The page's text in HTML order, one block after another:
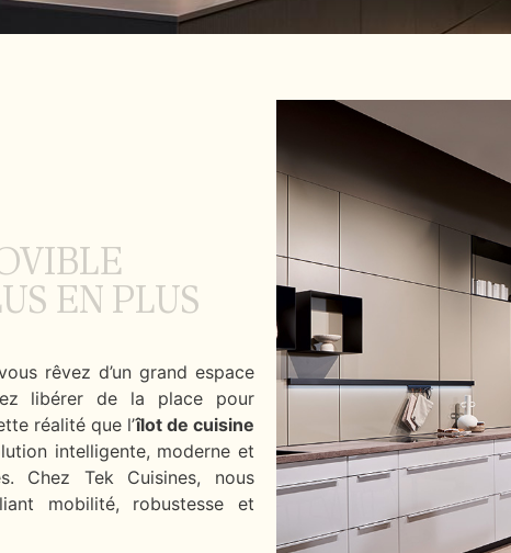
EN PLUS
rêvez d’un grand espace
libérer de la place pour
réalité que l’îlot de cuisine
intelligente, moderne et
Chez Tek Cuisines, nous
mobilité, robustesse et